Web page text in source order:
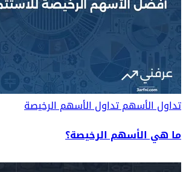
تداول الأسهمتداول الأسهم الرخيصة
ما هي الأسهم الرخيصة؟